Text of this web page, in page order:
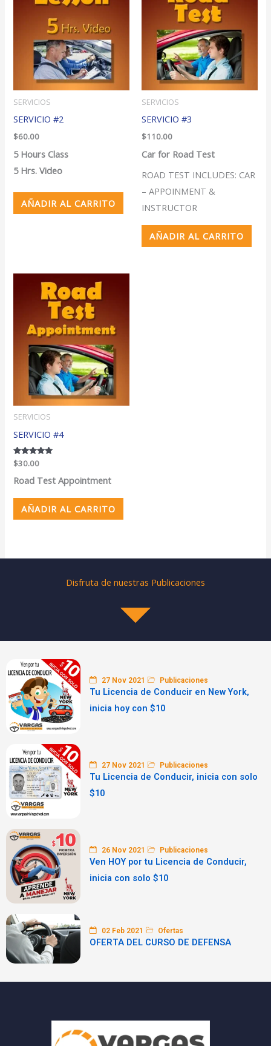
SERVICIOS
SERVICIO #2
$60.00
5 Hours Class
5 Hrs. Video
AÑADIR AL CARRITO
SERVICIOS
SERVICIO #3
$110.00
Car for Road Test
ROAD TEST INCLUDES: CAR
– APPOINMENT &
INSTRUCTOR
AÑADIR AL CARRITO
SERVICIOS
SERVICIO #4
Valorado
con
5.00
de 5
$30.00
Road Test Appointment
AÑADIR AL CARRITO
Disfruta de nuestras Publicaciones
27 Nov 2021 Publicaciones
Tu Licencia de Conducir en New York,
inicia hoy con $10
27 Nov 2021 Publicaciones
Tu Licencia de Conducir, inicia con solo
$10
26 Nov 2021 Publicaciones
Ven HOY por tu Licencia de Conducir,
inicia con solo $10
02 Feb 2021 Ofertas
OFERTA DEL CURSO DE DEFENSA